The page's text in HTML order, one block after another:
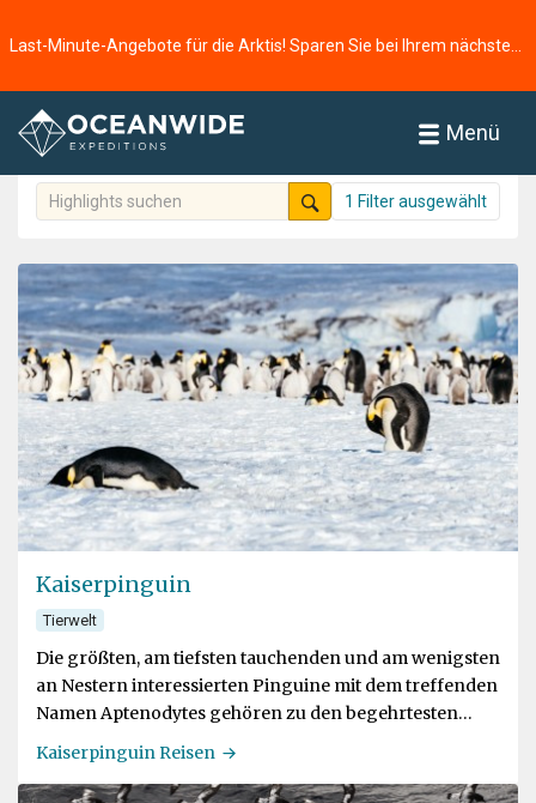
Menü
Aktivitäten
92 Aktivitäten gefunden
1 Filter ausgewählt
Kaiserpinguin
Tierwelt
Die größten, am tiefsten tauchenden und am wenigsten
an Nestern interessierten Pinguine mit dem treffenden
Namen Aptenodytes gehören zu den begehrtesten
Tierattraktionen der Antarktis
Kaiserpinguin Reisen